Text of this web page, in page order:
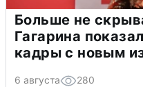
Больше не
Гагарина
кадры с новым
6 августа 280